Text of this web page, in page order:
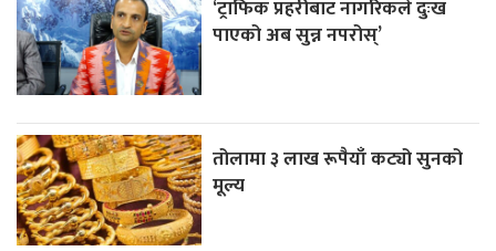
‘ट्राफिक प्रहरीबाट नागरिकले दुःख
पाएको अब सुन्न नपरोस्’
तोलामा ३ लाख रूपैयाँ कट्यो सुनको
मूल्य